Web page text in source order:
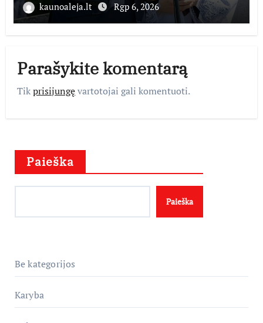
kaunoaleja.lt Rgp 6, 2026
Parašykite komentarą
Tikprisijungęvartotojai gali komentuoti.
Paieška
Paieška
Be kategorijos
Karyba